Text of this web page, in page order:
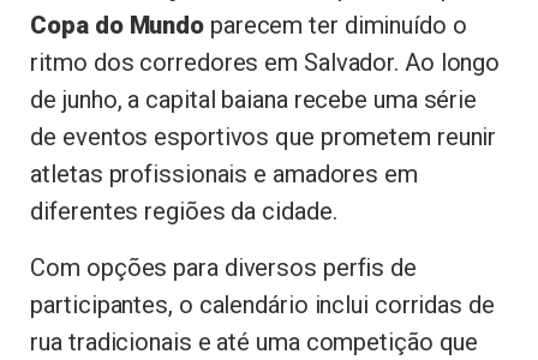
Copa do Mundo parecem ter diminuído o
ritmo dos corredores em Salvador. Ao longo
de junho, a capital baiana recebe uma série
de eventos esportivos que prometem reunir
atletas profissionais e amadores em
diferentes regiões da cidade.
Com opções para diversos perfis de
participantes, o calendário inclui corridas de
rua tradicionais e até uma competição que